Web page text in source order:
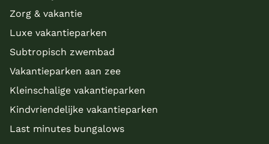
Zorg & vakantie
Luxe vakantieparken
Subtropisch zwembad
Vakantieparken aan zee
Kleinschalige vakantieparken
Kindvriendelijke vakantieparken
Last minutes bungalows